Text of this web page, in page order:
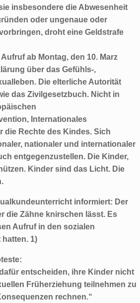
insbesondere die Abwesenheit
oder ungenaue oder
droht eine Geldstrafe
ab Montag, den 10. Marz
über das Gefühls-,
Die elterliche Autorität
das Zivilgesetzbuch. Nicht in
Internationales
die Rechte des Kindes. Sich
nationaler und internationaler
entgegenzustellen. Die Kinder,
Kinder sind das Licht. Die
informiert: Der
die Zähne knirschen lässt. Es
Aufruf in den sozialen
hatten. 1)
entscheiden, ihre Kinder nicht
Früherziehung teilnehmen zu
rechnen.“